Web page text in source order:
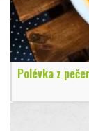
Polévka z